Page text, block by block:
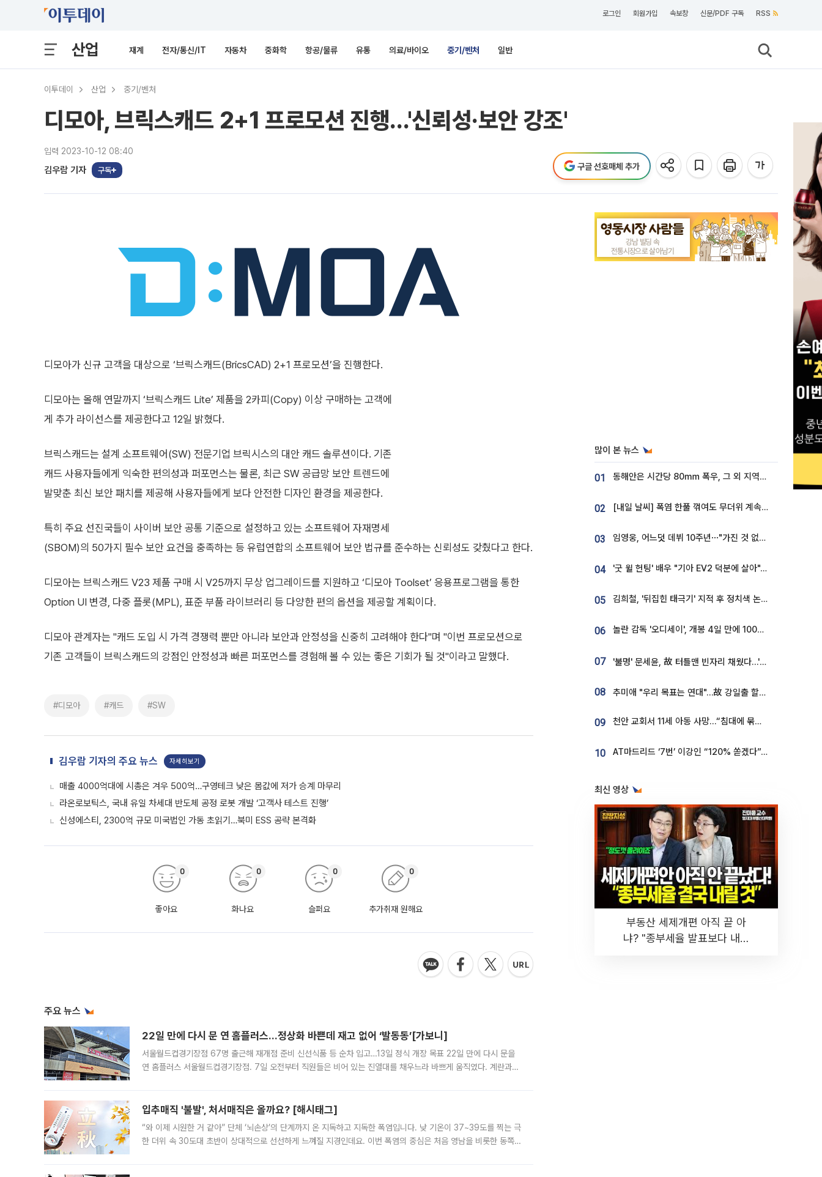
로그인 회원가입 속보창 신문/PDF 구독 RSS
산업 재계 전자/통신/IT 자동차 중화학 항공/물류 유통 의료/바이오 중기/벤처 일반
이투데이 산업 중기/벤처
디모아, 브릭스캐드 2+1 프로모션 진행…'신뢰성·보안 강조'
입력 2023-10-12 08:40
김우람 기자 구독 구글 선호매체 추가
디모아가 신규 고객을 대상으로 ‘브릭스캐드(BricsCAD) 2+1 프로모션’을 진행한다.
디모아는 올해 연말까지 ‘브릭스캐드 Lite’ 제품을 2카피(Copy) 이상 구매하는 고객에
게 추가 라이선스를 제공한다고 12일 밝혔다.
브릭스캐드는 설계 소프트웨어(SW) 전문기업 브릭시스의 대안 캐드 솔루션이다. 기존
캐드 사용자들에게 익숙한 편의성과 퍼포먼스는 물론, 최근 SW 공급망 보안 트렌드에
발맞춘 최신 보안 패치를 제공해 사용자들에게 보다 안전한 디자인 환경을 제공한다.
특히 주요 선진국들이 사이버 보안 공통 기준으로 설정하고 있는 소프트웨어 자재명세
(SBOM)의 50가지 필수 보안 요건을 충족하는 등 유럽연합의 소프트웨어 보안 법규를 준수하는 신뢰성도 갖췄다고 한다.
디모아는 브릭스캐드 V23 제품 구매 시 V25까지 무상 업그레이드를 지원하고 ‘디모아 Toolset’ 응용프로그램을 통한
Option UI 변경, 다중 플롯(MPL), 표준 부품 라이브러리 등 다양한 편의 옵션을 제공할 계획이다.
디모아 관계자는 "캐드 도입 시 가격 경쟁력 뿐만 아니라 보안과 안정성을 신중히 고려해야 한다"며 "이번 프로모션으로
기존 고객들이 브릭스캐드의 강점인 안정성과 빠른 퍼포먼스를 경험해 볼 수 있는 좋은 기회가 될 것"이라고 말했다.
#디모아 #캐드 #SW
김우람 기자의 주요 뉴스 자세히보기
매출 4000억대에 시총은 겨우 500억…구영테크 낮은 몸값에 저가 승계 마무리
라온로보틱스, 국내 유일 차세대 반도체 공정 로봇 개발 ‘고객사 테스트 진행’
신성에스티, 2300억 규모 미국법인 가동 초읽기…북미 ESS 공략 본격화
좋아요
0
화나요
0
슬퍼요
0
추가취재 원해요
0
주요 뉴스
22일 만에 다시 문 연 홈플러스…정상화 바쁜데 재고 없어 ‘발동동’[가보니]
서울월드컵경기장점 67명 출근해 재개점 준비 신선식품 등 순차 입고…13일 정식 개장 목표 22일 만에 다시 문을
연 홈플러스 서울월드컵경기장점. 7일 오전부터 직원들은 비어 있는 진열대를 채우느라 바쁘게 움직였다. 계란과
입추매직 '불발', 처서매직은 올까요? [해시태그]
“와 이제 시원한 거 같아” 단체 ‘뇌손상’의 단계까지 온 지독하고 지독한 폭염입니다. 낮 기온이 37~39도를 찍는 극
한 더위 속 30도대 초반이 상대적으로 선선하게 느껴질 지경인데요. 이번 폭염의 중심은 처음 영남을 비롯한 동쪽
많이 본 뉴스
01 동해안은 시간당 80㎜ 폭우, 그 외 지역은 폭염…‘극과 극 날씨’
02 [내일 날씨] 폭염 한풀 꺾여도 무더위 계속⋯동해안 이틀 연속 비
03 임영웅, 어느덧 데뷔 10주년⋯"가진 것 없던 시절, 내 앞엔 20명의 팬뿐"
04 '굿 윌 헌팅' 배우 "기아 EV2 덕분에 살아"…교통사고 후 안전성 극찬
05 김희철, '뒤집힌 태극기' 지적 후 정치색 논란…"좌우 떠나 우리나라 국기"
06 놀란 감독 '오디세이', 개봉 4일 만에 100만 돌파⋯'왕사남' 보다 빠르다
07 '불명' 문세윤, 故 터틀맨 빈자리 채웠다…'거북이' 눈물의 최종 우승
08 추미애 "우리 목표는 연대"…故 강일출 할머니 흉상 제막
09 천안 교회서 11세 아동 사망…“침대에 묶여 있었다” 진술 확보
10 AT마드리드 ‘7번’ 이강인 “120% 쏟겠다”⋯시메오네 감독 “필요한 선수”
최신 영상
부동산 세제개편 아직 끝 아
냐? "종부세율 발표보다 내릴